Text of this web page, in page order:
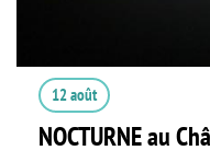
12 août
NOCTURNE au